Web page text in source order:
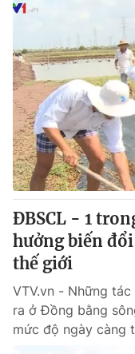
ĐBSCL - 1
hưởng biến
thế giới
VTV.vn - Những
ra ở Đồng bằng
mức độ ngày càng